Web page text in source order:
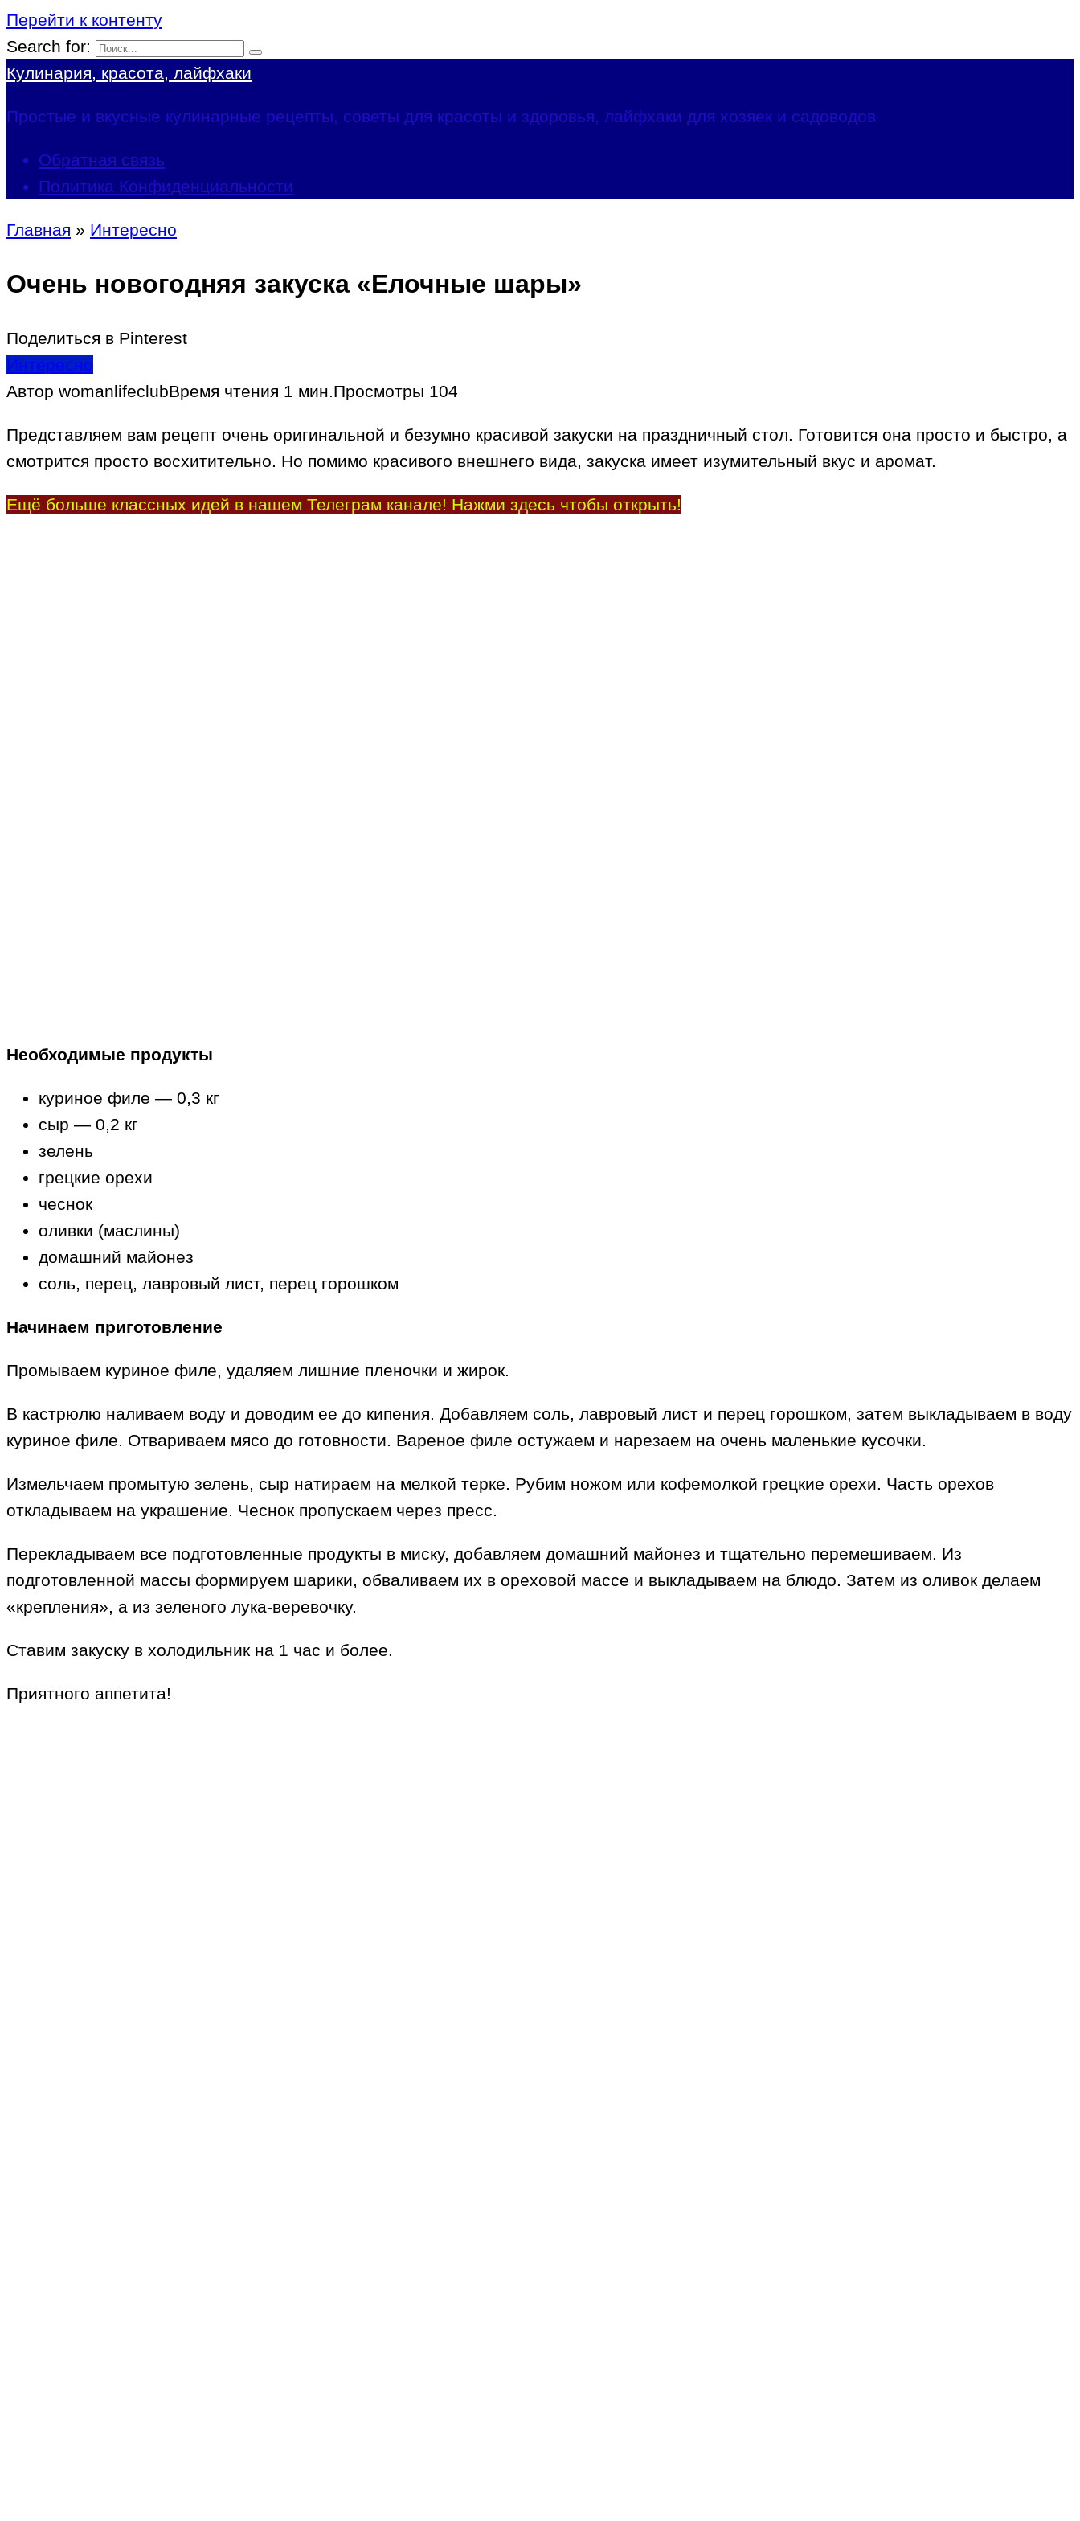
Перейти к контенту
Search for:
Кулинария, красота, лайфхаки
Простые и вкусные кулинарные рецепты, советы для красоты и здоровья, лайфхаки для хозяек и садоводов
Обратная связь
Политика Конфиденциальности
Главная » Интересно
Очень новогодняя закуска «Елочные шары»
Поделиться в Pinterest
Интересно
Автор womanlifeclubВремя чтения 1 мин.Просмотры 104
Представляем вам рецепт очень оригинальной и безумно красивой закуски на праздничный стол. Готовится она просто и быстро, а
смотрится просто восхитительно. Но помимо красивого внешнего вида, закуска имеет изумительный вкус и аромат.
Ещё больше классных идей в нашем Телеграм канале! Нажми здесь чтобы открыть!
Необходимые продукты
куриное филе — 0,3 кг
сыр — 0,2 кг
зелень
грецкие орехи
чеснок
оливки (маслины)
домашний майонез
соль, перец, лавровый лист, перец горошком
Начинаем приготовление
Промываем куриное филе, удаляем лишние пленочки и жирок.
В кастрюлю наливаем воду и доводим ее до кипения. Добавляем соль, лавровый лист и перец горошком, затем выкладываем в воду
куриное филе. Отвариваем мясо до готовности. Вареное филе остужаем и нарезаем на очень маленькие кусочки.
Измельчаем промытую зелень, сыр натираем на мелкой терке. Рубим ножом или кофемолкой грецкие орехи. Часть орехов
откладываем на украшение. Чеснок пропускаем через пресс.
Перекладываем все подготовленные продукты в миску, добавляем домашний майонез и тщательно перемешиваем. Из
подготовленной массы формируем шарики, обваливаем их в ореховой массе и выкладываем на блюдо. Затем из оливок делаем
«крепления», а из зеленого лука-веревочку.
Ставим закуску в холодильник на 1 час и более.
Приятного аппетита!